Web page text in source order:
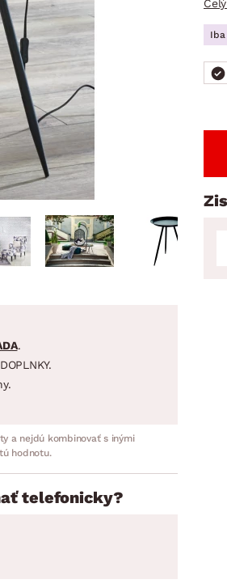
DOMÁCE
Iba
.
a nejdú kombinovať s inými
hodnotu.
telefonicky?